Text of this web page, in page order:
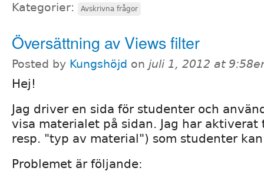
Kategorier: Avskrivna frågor
Översättning av Views filter
Posted by Kungshöjd on juli 1, 2012 at
Hej!
Jag driver en sida för studenter och
visa materialet på sidan. Jag har
resp. "typ av material") som studenter
Problemet är följande: